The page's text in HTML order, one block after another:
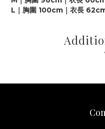
L｜胸圍 100cm｜衣長